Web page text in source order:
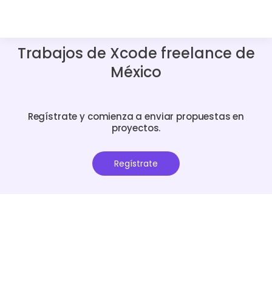
Trabajos de Xcode freelance de
México
Regístrate y comienza a enviar propuestas en
proyectos.
Regístrate